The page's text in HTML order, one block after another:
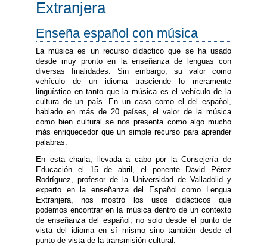
Extranjera
Enseña español con música
La música es un recurso didáctico que se ha usado
desde muy pronto en la enseñanza de lenguas con
diversas finalidades. Sin embargo, su valor como
vehículo de un idioma trasciende lo meramente
lingüístico en tanto que la música es el vehículo de la
cultura de un país. En un caso como el del español,
hablado en más de 20 países, el valor de la música
como bien cultural se nos presenta como algo mucho
más enriquecedor que un simple recurso para aprender
palabras.
En esta charla, llevada a cabo por la Consejería de
Educación el 15 de abril, el ponente David Pérez
Rodríguez, profesor de la Universidad de Valladolid y
experto en la enseñanza del Español como Lengua
Extranjera, nos mostró los usos didácticos que
podemos encontrar en la música dentro de un contexto
de enseñanza del español, no solo desde el punto de
vista del idioma en sí mismo sino también desde el
punto de vista de la transmisión cultural.